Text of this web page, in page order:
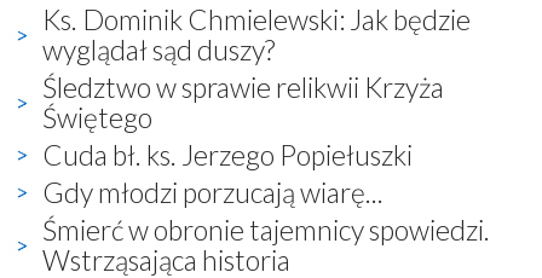
Ks. Dominik Chmielewski: Jak będzie
wyglądał sąd duszy?
Śledztwo w sprawie relikwii Krzyża
Świętego
Cuda bł. ks. Jerzego Popiełuszki
Gdy młodzi porzucają wiarę...
Śmierć w obronie tajemnicy spowiedzi.
Wstrząsająca historia